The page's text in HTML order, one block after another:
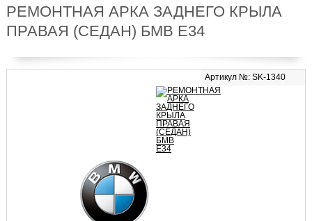
РЕМОНТНАЯ АРКА ЗАДНЕГО КРЫЛА
ПРАВАЯ (СЕДАН) БМВ Е34
Артикул №: SK-1340